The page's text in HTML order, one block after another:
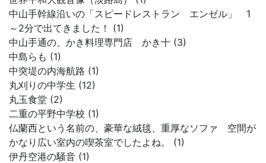
中山手幹線沿いの「スピードレストラン エンゼル」 1
～2分で出てきました！ (1)
中山手通の、かき料理専門店 かき十 (3)
中島らも (1)
中突堤の内海航路 (1)
丸刈りの中学生 (12)
丸玉食堂 (2)
二重の平野中学校 (1)
仏蘭西という名前の、豪華な絨毯、重厚なソファ 空間が
かなり広い室内の喫茶室でしたよね。 (1)
伊丹空港の騒音 (1)